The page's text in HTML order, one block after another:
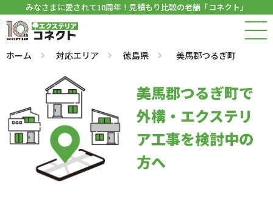
みなさまに愛されて10周年！見積もり比較の老舗「コネクト」
ホーム 対応エリア 徳島県 美馬郡つるぎ町
美馬郡つるぎ町で
外構・エクステリ
ア工事を検討中の
方へ